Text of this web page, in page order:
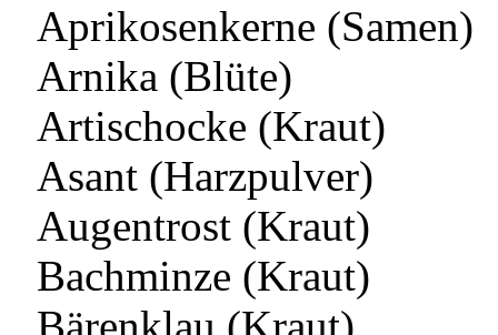
Aprikosenkerne (Samen)
Arnika (Blüte)
Artischocke (Kraut)
Asant (Harzpulver)
Augentrost (Kraut)
Bachminze (Kraut)
Bärenklau (Kraut)